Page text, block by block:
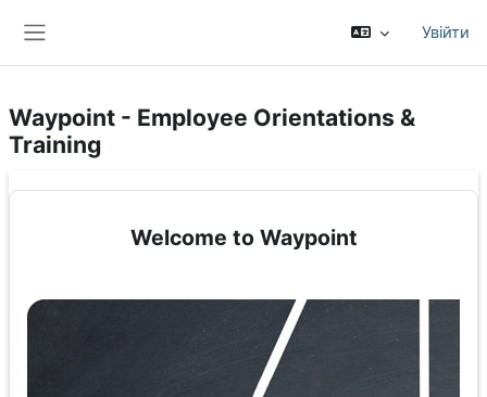
Увійти
Waypoint - Employee Orientations &
Training
Welcome to Waypoint